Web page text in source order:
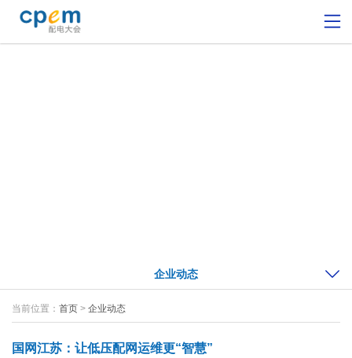
企业动态
当前位置： 首页 > 企业动态
国网江苏：让低压配网运维更“智慧”